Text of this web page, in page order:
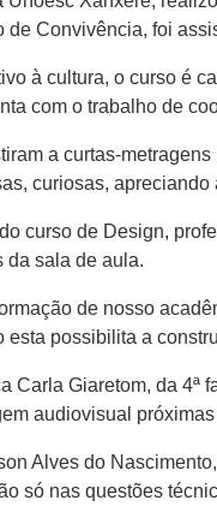
de Convivência, foi
à cultura, o curso é
com o trabalho de
a curtas-
curiosas,
curso de Design,
da sala de aula.
de nosso
esta possibilita a
Carla Giaretom, da 4ª
audiovisual próximas
Alves do
só nas questões